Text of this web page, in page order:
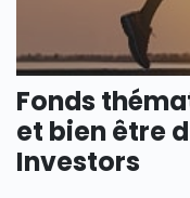
SECTIONS
Fonds
et bien être
Investors